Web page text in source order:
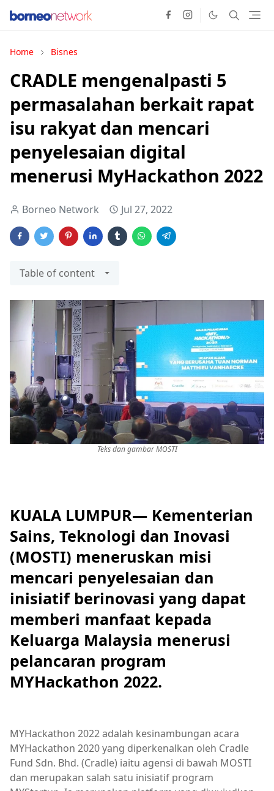
Home Bisnes
CRADLE mengenalpasti 5
permasalahan berkait rapat
isu rakyat dan mencari
penyelesaian digital
menerusi MyHackathon 2022
Borneo Network Jul 27, 2022
Table of content
Teks dan gambar MOSTI
KUALA LUMPUR— Kementerian
Sains, Teknologi dan Inovasi
(MOSTI) meneruskan misi
mencari penyelesaian dan
inisiatif berinovasi yang dapat
memberi manfaat kepada
Keluarga Malaysia menerusi
pelancaran program
MYHackathon 2022.
MYHackathon 2022 adalah kesinambungan acara
MYHackathon 2020 yang diperkenalkan oleh Cradle
Fund Sdn. Bhd. (Cradle) iaitu agensi di bawah MOSTI
dan merupakan salah satu inisiatif program